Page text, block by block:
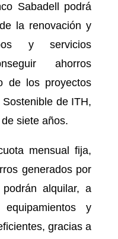
Sabadell podrá
la renovación y
y servicios
ahorros
de los proyectos
de ITH,
siete años.
mensual fija,
generados por
alquilar, a
y
gracias a